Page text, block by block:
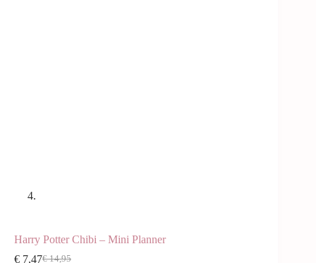
Harry Potter Chibi – Mini Planner
€14,95
€ 7,47